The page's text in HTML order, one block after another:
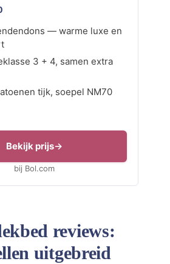
— warme luxe en
3 + 4, samen extra
tijk, soepel NM70
Bekijk prijs
bij Bol.com
reviews:
uitgebreid